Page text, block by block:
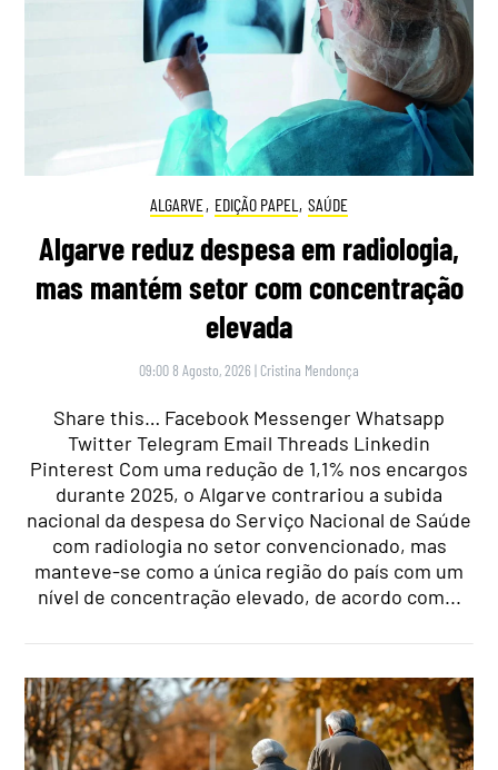
ALGARVE, EDIÇÃO PAPEL , SAÚDE
Algarve reduz despesa em radiologia,
mas mantém setor com concentração
elevada
09:00 8 Agosto, 2026 | Cristina Mendonça
Share this… Facebook Messenger Whatsapp
Twitter Telegram Email Threads Linkedin
Pinterest Com uma redução de 1,1% nos encargos
durante 2025, o Algarve contrariou a subida
nacional da despesa do Serviço Nacional de Saúde
com radiologia no setor convencionado, mas
manteve-se como a única região do país com um
nível de concentração elevado, de acordo com...